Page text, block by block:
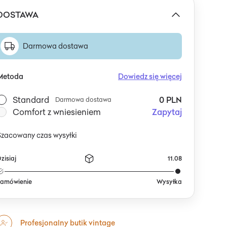
Darmowa dostawa
Dowiedz się więcej
Standard Darmowa dostawa
0 PLN
Comfort z wniesieniem
Zapytaj
czas wysyłki
11.08
Wysyłka
Profesjonalny butik vintage